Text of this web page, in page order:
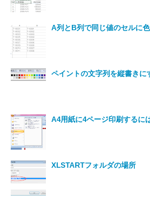
A列とB列で同じ値のセルに
ペイントの文字列を縦書きに
A4用紙に4ページ印刷するに
XLSTARTフォルダの場所